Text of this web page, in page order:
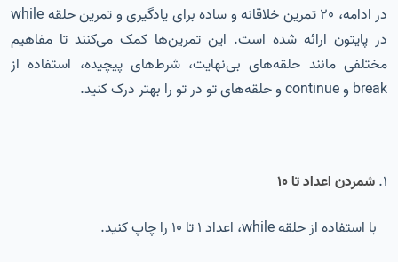
در ادامه، 20 تمرین خلاقانه و ساده برای یادگیری و تمرین حلقه while
در پایتون ارائه شده است. این تمرین‌ها کمک می‌کنند تا مفاهیم
مختلفی مانند حلقه‌های بی‌نهایت، شرط‌های پیچیده، استفاده از
break و continue و حلقه‌های تو در تو را بهتر درک کنید.
1. شمردن اعداد تا ۱۰
با استفاده از حلقه while، اعداد 1 تا 10 را چاپ کنید.